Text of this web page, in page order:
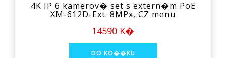
4K IP 6 kamerov� set s extern�m PoE
XM-612D-Ext. 8MPx, CZ menu
14590 K�